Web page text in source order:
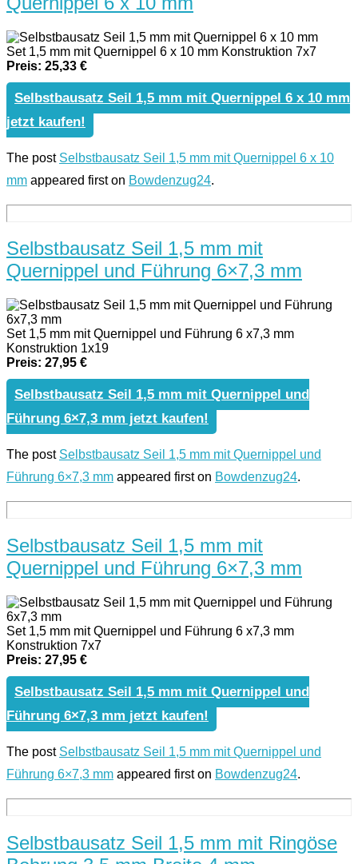
Set 1,5 mm mit Quernippel 6 x 10 mm Konstruktion 7x7
Preis: 25,33 €
Selbstbausatz Seil 1,5 mm mit Quernippel 6 x 10 mm
jetzt kaufen!
The post Selbstbausatz Seil 1,5 mm mit Quernippel 6 x 10
mm appeared first on Bowdenzug24.
Selbstbausatz Seil 1,5 mm mit
Quernippel und Führung 6×7,3 mm
Set 1,5 mm mit Quernippel und Führung 6 x7,3 mm
Konstruktion 1x19
Preis: 27,95 €
Selbstbausatz Seil 1,5 mm mit Quernippel und
Führung 6×7,3 mm jetzt kaufen!
The post Selbstbausatz Seil 1,5 mm mit Quernippel und
Führung 6×7,3 mm appeared first on Bowdenzug24.
Selbstbausatz Seil 1,5 mm mit
Quernippel und Führung 6×7,3 mm
Set 1,5 mm mit Quernippel und Führung 6 x7,3 mm
Konstruktion 7x7
Preis: 27,95 €
Selbstbausatz Seil 1,5 mm mit Quernippel und
Führung 6×7,3 mm jetzt kaufen!
The post Selbstbausatz Seil 1,5 mm mit Quernippel und
Führung 6×7,3 mm appeared first on Bowdenzug24.
Selbstbausatz Seil 1,5 mm mit Ringöse